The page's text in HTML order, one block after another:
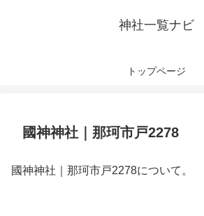
神社一覧ナビ
トップページ
國神神社｜那珂市戸2278
國神神社｜那珂市戸2278について。